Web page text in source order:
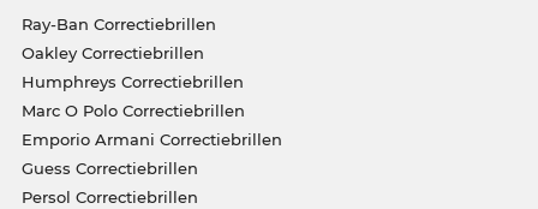
Ray-Ban Correctiebrillen
Oakley Correctiebrillen
Humphreys Correctiebrillen
Marc O Polo Correctiebrillen
Emporio Armani Correctiebrillen
Guess Correctiebrillen
Persol Correctiebrillen